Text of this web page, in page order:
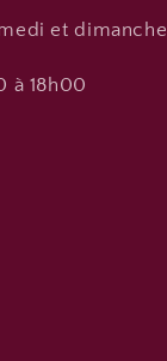
et dimanche
à 18h00